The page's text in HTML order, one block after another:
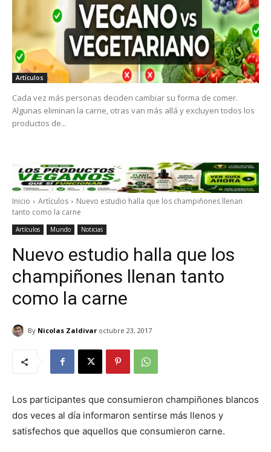
Artículos
Cada vez más personas deciden cambiar su forma de comer.
Algunas eliminan la carne, otras van más allá y excluyen todos los
productos de...